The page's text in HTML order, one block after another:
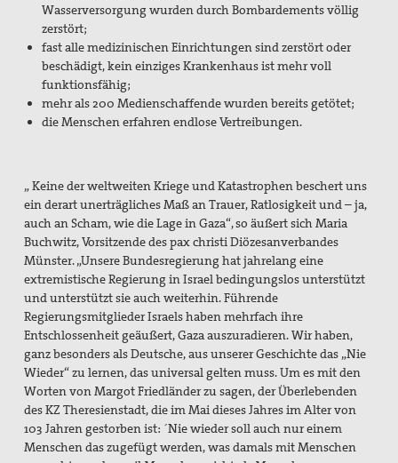
Spenden und Fördern
Kampagnen & Partner*innen
Kontakt
Wasserversorgung wurden durch Bombardements völlig
zerstört;
fast alle medizinischen Einrichtungen sind zerstört oder
beschädigt, kein einziges Krankenhaus ist mehr voll
funktionsfähig;
mehr als 200 Medienschaffende wurden bereits getötet;
die Menschen erfahren endlose Vertreibungen.
„ Keine der weltweiten Kriege und Katastrophen beschert uns
ein derart unerträgliches Maß an Trauer, Ratlosigkeit und – ja,
auch an Scham, wie die Lage in Gaza“, so äußert sich Maria
Buchwitz, Vorsitzende des pax christi Diözesanverbandes
Münster. „Unsere Bundesregierung hat jahrelang eine
extremistische Regierung in Israel bedingungslos unterstützt
und unterstützt sie auch weiterhin. Führende
Regierungsmitglieder Israels haben mehrfach ihre
Entschlossenheit geäußert, Gaza auszuradieren. Wir haben,
ganz besonders als Deutsche, aus unserer Geschichte das „Nie
Wieder“ zu lernen, das universal gelten muss. Um es mit den
Worten von Margot Friedländer zu sagen, der Überlebenden
des KZ Theresienstadt, die im Mai dieses Jahres im Alter von
103 Jahren gestorben ist: ´Nie wieder soll auch nur einem
Menschen das zugefügt werden, was damals mit Menschen